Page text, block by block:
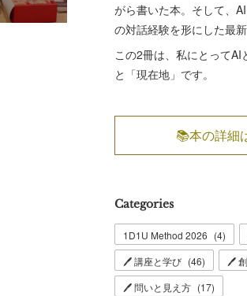
がら書いた本。そして、
の対話経験を形にした最新
この2冊は、私にとってAI
と「現在地」です。
📚本の詳細
Categories
1D1U Method 2026 (4)
🖊 講座と学び (46) 🖊
🖊 問いと見え方 (17)